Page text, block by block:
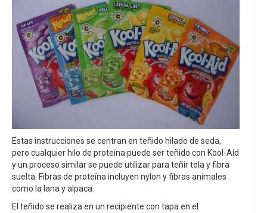
Estas instrucciones se centran en teñido hilado de seda,
pero cualquier hilo de proteína puede ser teñido con Kool-Aid
y un proceso similar se puede utilizar para teñir tela y fibra
suelta. Fibras de proteína incluyen nylon y fibras animales
como la lana y alpaca.
El teñido se realiza en un recipiente con tapa en el